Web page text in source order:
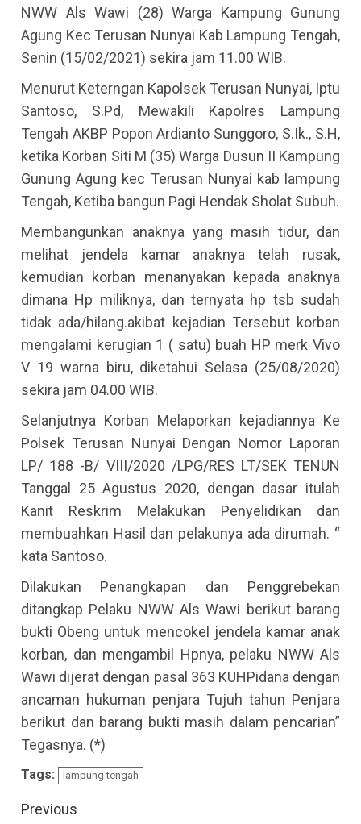
NWW Als Wawi (28) Warga Kampung Gunung
Agung Kec Terusan Nunyai Kab Lampung Tengah,
Senin (15/02/2021) sekira jam 11.00 WIB.
Menurut Keterngan Kapolsek Terusan Nunyai, Iptu
Santoso, S.Pd, Mewakili Kapolres Lampung
Tengah AKBP Popon Ardianto Sunggoro, S.Ik., S.H,
ketika Korban Siti M (35) Warga Dusun II Kampung
Gunung Agung kec Terusan Nunyai kab lampung
Tengah, Ketiba bangun Pagi Hendak Sholat Subuh.
Membangunkan anaknya yang masih tidur, dan
melihat jendela kamar anaknya telah rusak,
kemudian korban menanyakan kepada anaknya
dimana Hp miliknya, dan ternyata hp tsb sudah
tidak ada/hilang.akibat kejadian Tersebut korban
mengalami kerugian 1 ( satu) buah HP merk Vivo
V 19 warna biru, diketahui Selasa (25/08/2020)
sekira jam 04.00 WIB.
Selanjutnya Korban Melaporkan kejadiannya Ke
Polsek Terusan Nunyai Dengan Nomor Laporan
LP/ 188 -B/ VIII/2020 /LPG/RES LT/SEK TENUN
Tanggal 25 Agustus 2020, dengan dasar itulah
Kanit Reskrim Melakukan Penyelidikan dan
membuahkan Hasil dan pelakunya ada dirumah. “
kata Santoso.
Dilakukan Penangkapan dan Penggrebekan
ditangkap Pelaku NWW Als Wawi berikut barang
bukti Obeng untuk mencokel jendela kamar anak
korban, dan mengambil Hpnya, pelaku NWW Als
Wawi dijerat dengan pasal 363 KUHPidana dengan
ancaman hukuman penjara Tujuh tahun Penjara
berikut dan barang bukti masih dalam pencarian”
Tegasnya. (*)
Tags: lampung tengah
Continue
Previous